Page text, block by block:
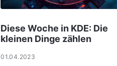
Diese Woche in KDE: Die
kleinen Dinge zählen
01.04.2023